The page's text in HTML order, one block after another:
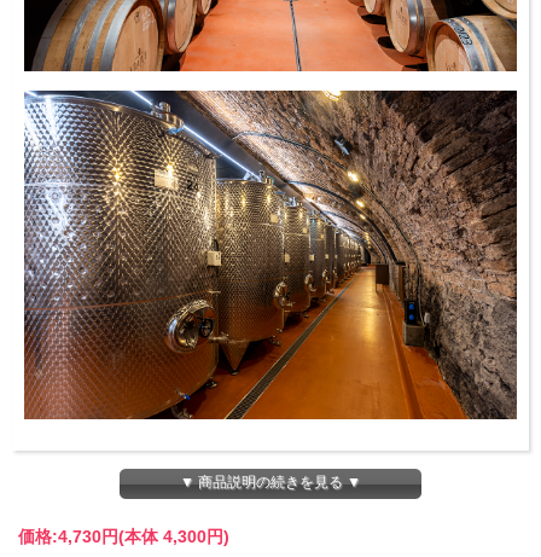
▼ 商品説明の続きを見る ▼
価格:4,730円(本体 4,300円)